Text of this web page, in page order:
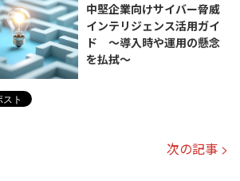
中堅企業向けサイバー脅威
インテリジェンス活用ガイ
ド ～導入時や運用の懸念
を払拭～
次の記事 >